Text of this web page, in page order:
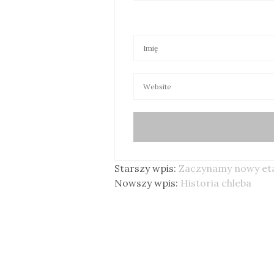
Starszy wpis: Zaczynamy nowy
Nowszy wpis: Historia chleba